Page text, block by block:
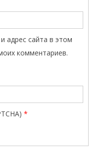
адрес сайта в этом
комментариев.
*